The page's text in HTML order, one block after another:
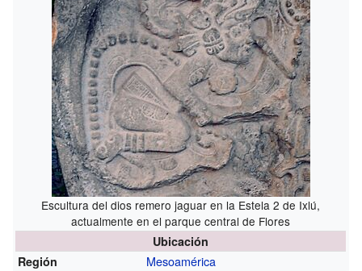
Escultura del dios remero jaguar en la Estela 2 de Ixlú,
actualmente en el parque central de Flores
Ubicación
Región
Mesoamérica